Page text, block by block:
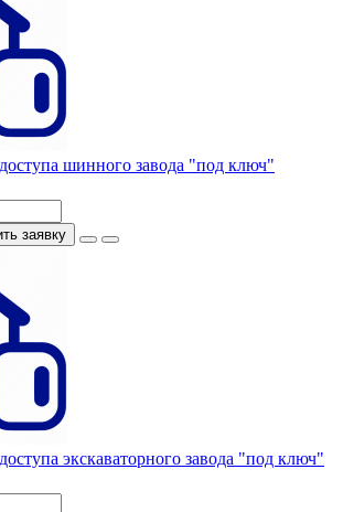
шинного завода "под ключ"
заявку
экскаваторного завода "под ключ"